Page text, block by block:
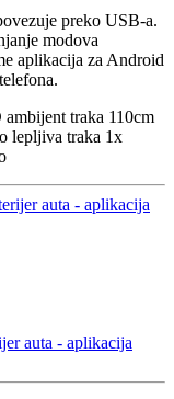
preko USB-a.
modova
aplikacija za Android
traka 110cm
lepljiva traka 1x
auta - aplikacija